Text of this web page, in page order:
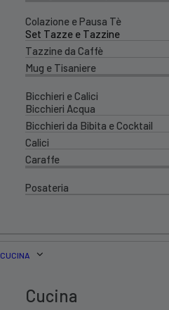
Colazione e Pausa Tè
Set Tazze e Tazzine
Tazzine da Caffè
Mug e Tisaniere
Bicchieri e Calici
Bicchieri Acqua
Bicchieri da Bibita e Cocktail
Calici
Caraffe
Posateria
CUCINA
Cucina